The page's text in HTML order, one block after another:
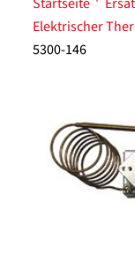
Elektrischer
5300-146